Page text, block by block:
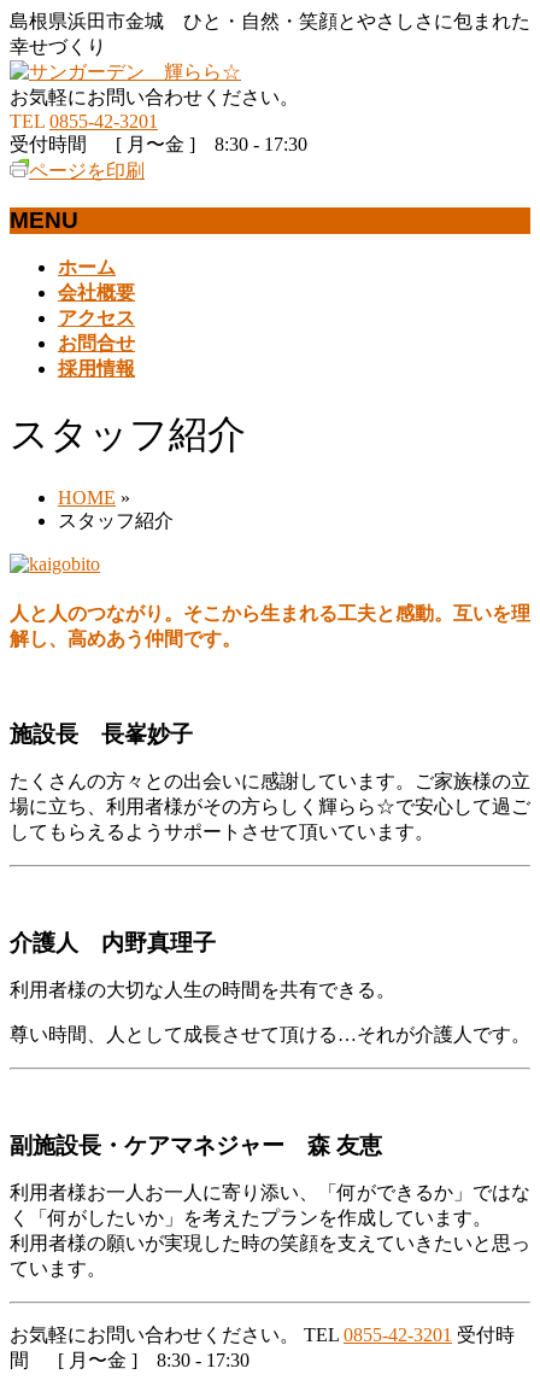
島根県浜田市金城 ひと・自然・笑顔とやさしさに包まれた
幸せづくり
お気軽にお問い合わせください。
TEL 0855-42-3201
受付時間 [ 月〜金 ] 8:30 - 17:30
ページを印刷
MENU
ば
す
ホーム
会社概要
アクセス
お問合せ
採用情報
スタッフ紹介
HOME »
スタッフ紹介
人と人のつながり。そこから生まれる工夫と感動。互いを理
解し、高めあう仲間です。
施設長 長峯妙子
たくさんの方々との出会いに感謝しています。ご家族様の立
場に立ち、利用者様がその方らしく輝らら☆で安心して過ご
してもらえるようサポートさせて頂いています。
介護人 内野真理子
利用者様の大切な人生の時間を共有できる。
尊い時間、人として成長させて頂ける…それが介護人です。
副施設長・ ケアマネジャー 森 友恵
利用者様お一人お一人に寄り添い、「何ができるか」ではな
く「何がしたいか」を考えたプランを作成しています。
利用者様の願いが実現した時の笑顔を支えていきたいと思っ
ています。
お気軽にお問い合わせください。 TEL 0855-42-3201 受付時
間 [ 月〜金 ] 8:30 - 17:30